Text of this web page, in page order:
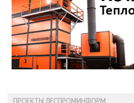
ПРОЕКТЫ ЛЕСПРОМИНФОРМ